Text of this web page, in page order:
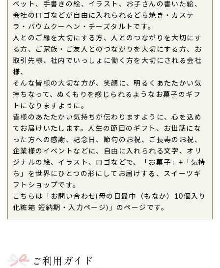
ベット、手書きの絵、イラスト、お子さんの書いた絵、
会社のロゴなどが自由に入れられるどら焼き・カステ
ラ・バウムクーヘン・チーズタルトです。
人とのご縁を大切にする方、人とのつながりを大切にす
る方、ご家族・ご友人とのつながりを大切にする方、お
取引先様、社内でいっしょに働く方を大切にされる会社
様、
そんな皆様の大切な方が、笑顔に、明るくあたたかい気
持ちなって、ぬくもりを感じられるようなお菓子のギフ
トになりますように。
皆様のあたたかい気持ちが伝わりますように、心を込め
てお届けいたします。人生の節目のギフト、お世話にな
った方への感謝、記念日、節句のお祝、ご長寿のお祝、
企業様のイベントなどに、自由に入れられる文字、オリ
ジナルの絵、イラスト、ロゴなどで、「お菓子」+「気持
ち」を世界にひとつの形にしてお届けする、スイーツギ
フトショップです。
こちらは「お問い合わせ(母の日最中（もなか）10個入り
化粧箱 短納期・入力ページ)」のページです。
ご利用ガイド